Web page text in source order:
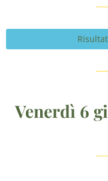
Venerdì 6